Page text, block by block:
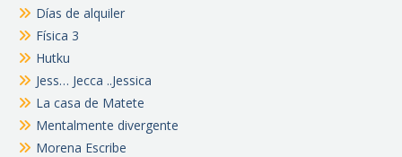
Días de alquiler
Física 3
Hutku
Jess… Jecca ..Jessica
La casa de Matete
Mentalmente divergente
Morena Escribe